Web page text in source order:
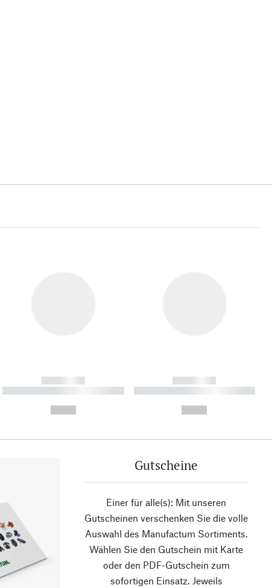
------------
----------- ----------- ----------
------------
----------- ----------- ----------
Gutscheine
Einer für alle(s): Mit unseren
Gutscheinen verschenken Sie die volle
Auswahl des Manufactum Sortiments.
Wählen Sie den Gutschein mit Karte
oder den PDF-Gutschein zum
sofortigen Einsatz. Jeweils